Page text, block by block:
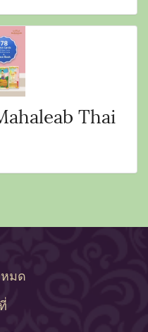
Thai
มด